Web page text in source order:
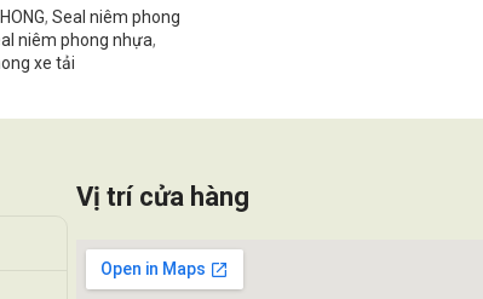
, Seal niêm phong
niêm phong nhựa,
xe tải
Vị trí cửa hàng